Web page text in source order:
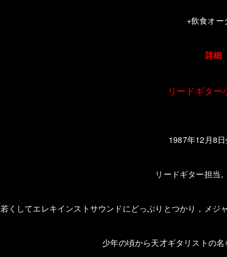
+飲食オー
詳細
リードギター
1987年12月8
リードギター担当
若くしてエレキインストサウンドにどっぷりとつかり，メジ
少年の頃から天才ギタリストの名